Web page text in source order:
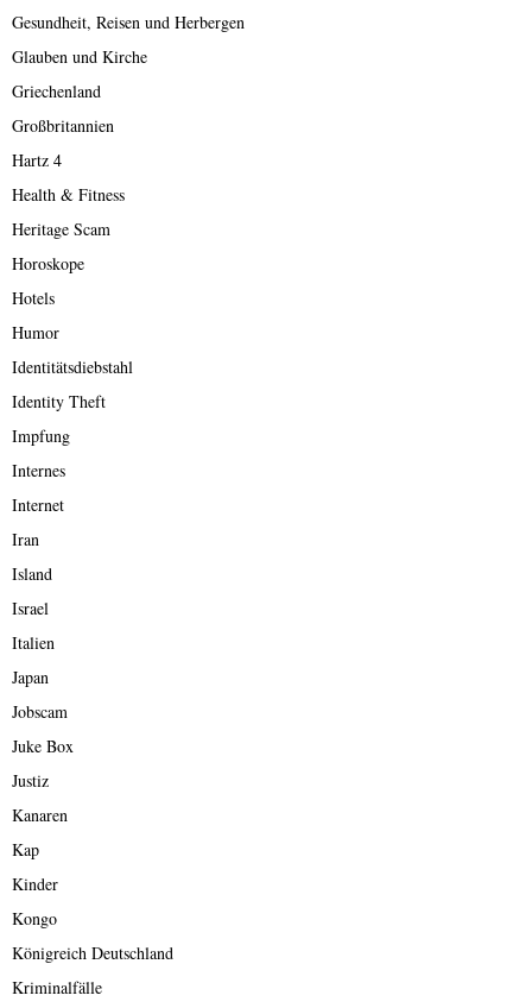
Gesundheit, Reisen und Herbergen
Glauben und Kirche
Griechenland
Großbritannien
Hartz 4
Health & Fitness
Heritage Scam
Horoskope
Hotels
Humor
Identitätsdiebstahl
Identity Theft
Impfung
Internes
Internet
Iran
Island
Israel
Italien
Japan
Jobscam
Juke Box
Justiz
Kanaren
Kap
Kinder
Kongo
Königreich Deutschland
Kriminalfälle